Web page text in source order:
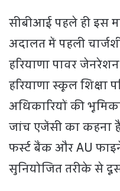
सीबीआई पहले ही इस
अदालत में पहली
हरियाणा पावर
हरियाणा स्कूल शिक्षा
अधिकारियों की
जांच एजेंसी का कहना
फर्स्ट बैंक और AU
सुनियोजित तरीके से